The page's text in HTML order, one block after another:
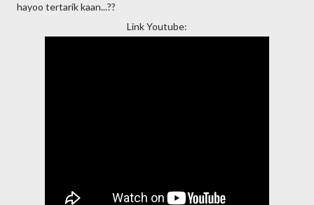
hayoo tertarik kaan...??
Link Youtube: